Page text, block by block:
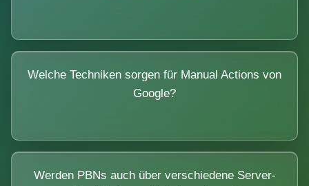
Welche Techniken sorgen für Manual Actions von
Google?
Werden PBNs auch über verschiedene Server-